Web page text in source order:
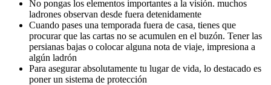
No pongas los elementos importantes a la visión. muchos
ladrones observan desde fuera detenidamente
Cuando pases una temporada fuera de casa, tienes que
procurar que las cartas no se acumulen en el buzón. Tener las
persianas bajas o colocar alguna nota de viaje, impresiona a
algún ladrón
Para asegurar absolutamente tu lugar de vida, lo destacado es
poner un sistema de protección